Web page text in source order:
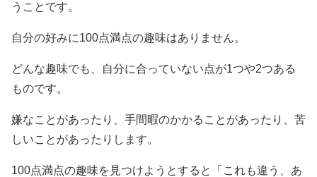
うことです。
自分の好みに100点満点の趣味はありません。
どんな趣味でも、自分に合っていない点が1つや2つある
ものです。
嫌なことがあったり、手間暇のかかることがあったり、苦
しいことがあったりします。
100点満点の趣味を見つけようとすると「これも違う、あ